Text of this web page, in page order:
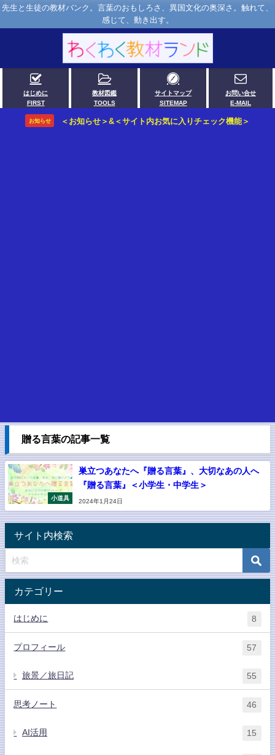
先生と生徒の教材バンク。言葉のおもしろさ、異国文化の奥深さ。触れて、
感じて、動き出す。
はじめに
FIRST
教材図鑑
TOOLS
サイトマップ
SITEMAP
お問い合せ
E-MAIL
お知らせ ＜お知らせ＞&＜サイト内お気に入りチェック機能＞
贈る言葉の記事一覧
小道具
巣立つあなたへ『贈る言葉』、大切なあの人へ
『贈る言葉』＜小学生・中学生＞
2024年1月24日
サイト内検索
カテゴリー
はじめに 8
プロフィール 57
旅景／旅日記 55
思考ノート 46
AI活用 15